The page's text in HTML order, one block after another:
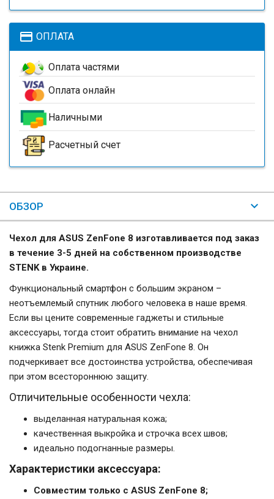
payment ОПЛАТА
Оплата частями
Оплата онлайн
Наличными
Расчетный счет
ОБЗОР
Чехол для ASUS ZenFone 8 изготавливается под заказ
в течение 3-5 дней на собственном производстве
STENK в Украине.
Функциональный смартфон с большим экраном –
неотъемлемый спутник любого человека в наше время.
Если вы цените современные гаджеты и стильные
аксессуары, тогда стоит обратить внимание на чехол
книжка Stenk Premium для ASUS ZenFone 8. Он
подчеркивает все достоинства устройства, обеспечивая
при этом всестороннюю защиту.
Отличительные особенности чехла:
выделанная натуральная кожа;
качественная выкройка и строчка всех швов;
идеально подогнанные размеры.
Характеристики аксессуара:
Совместим только с ASUS ZenFone 8;